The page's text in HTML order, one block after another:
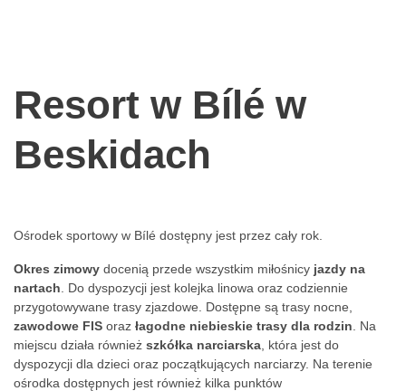
Resort w Bílé w
Beskidach
Ośrodek sportowy w Bílé dostępny jest przez cały rok.
Okres zimowy docenią przede wszystkim miłośnicy jazdy na
nartach . Do dyspozycji jest kolejka linowa oraz codziennie
przygotowywane trasy zjazdowe. Dostępne są trasy nocne,
zawodowe FIS oraz łagodne niebieskie trasy dla rodzin . Na
miejscu działa również szkółka narciarska , która jest do
dyspozycji dla dzieci oraz początkujących narciarzy. Na terenie
ośrodka dostępnych jest również kilka punktów